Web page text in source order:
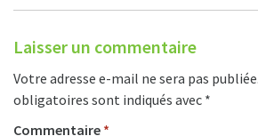
Laisser un commentaire
Votre adresse e-mail ne sera pas publiée.
obligatoires sont indiqués avec *
Commentaire *